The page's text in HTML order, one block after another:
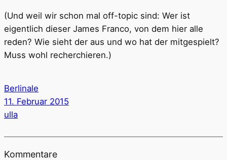
(Und weil wir schon mal off-topic sind: Wer ist
eigentlich dieser James Franco, von dem hier alle
reden? Wie sieht der aus und wo hat der mitgespielt?
Muss wohl recherchieren.)
Berlinale
11. Februar 2015
ulla
Kommentare